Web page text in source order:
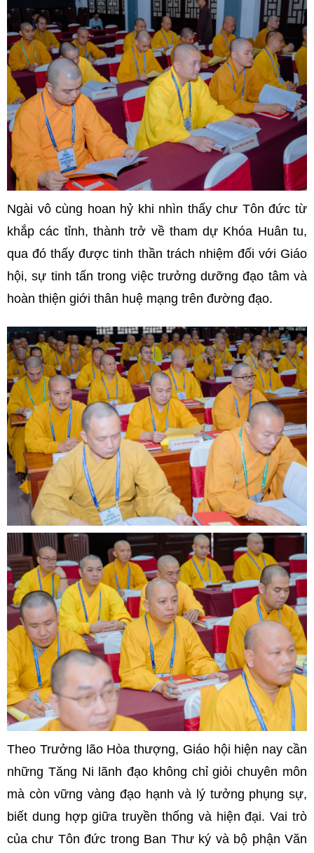
Ngài vô cùng hoan hỷ khi nhìn thấy chư Tôn đức từ
khắp các tỉnh, thành trở về tham dự Khóa Huân tu,
qua đó thấy được tinh thần trách nhiệm đối với Giáo
hội, sự tinh tấn trong việc trưởng dưỡng đạo tâm và
hoàn thiện giới thân huệ mạng trên đường đạo.
Theo Trưởng lão Hòa thượng, Giáo hội hiện nay cần
những Tăng Ni lãnh đạo không chỉ giỏi chuyên môn
mà còn vững vàng đạo hạnh và lý tưởng phụng sự,
biết dung hợp giữa truyền thống và hiện đại. Vai trò
của chư Tôn đức trong Ban Thư ký và bộ phận Văn